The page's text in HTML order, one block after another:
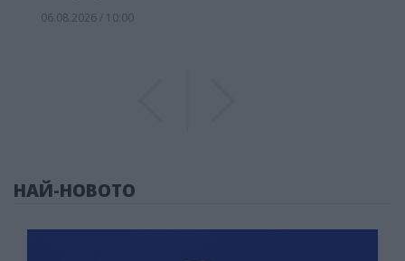
06.08.2026 / 10:00
НАЙ-НОВОТО